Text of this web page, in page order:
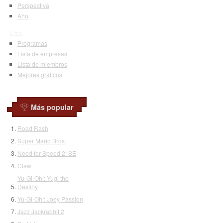
Perspectiva
Año
Programas
Lista de empresas
Lista de miembros
Mejores gráficos
Más popular
Road Rash
Super Mario Bros.
Need for Speed 2: SE
Claw
Yu-Gi-Oh!: Yugi the
Destiny
Yu-Gi-Oh!: Joey Passion
Jazz Jackrabbit 2